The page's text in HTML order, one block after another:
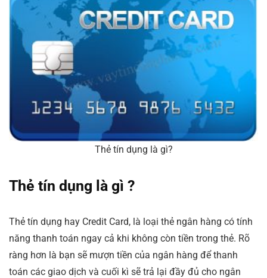
Thẻ tín dụng là gì?
Thẻ tín dụng là gì ?
Thẻ tín dụng hay Credit Card, là loại thẻ ngân hàng có tính
năng thanh toán ngay cả khi không còn tiền trong thẻ. Rõ
ràng hơn là bạn sẽ mượn tiền của ngân hàng để thanh
toán các giao dịch và cuối kì sẽ trả lại đầy đủ cho ngân